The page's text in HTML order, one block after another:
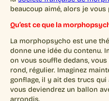
beaucoup aimé, alors je vous
Qu’est ce que la
La morphopsycho est une
donne une idée du contenu.
on vous souffle dedans,
rond, régulier. Imaginez
gonflage, il y ait des trucs
vous deviendrez un ballon
arrondis.